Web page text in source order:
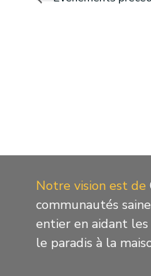
Notre vision est de
communautés
entier en aidant
le paradis à la